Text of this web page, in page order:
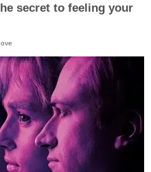
secret to feeling your